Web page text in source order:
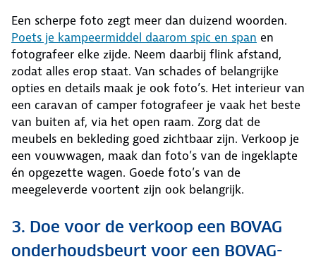
Een scherpe foto zegt meer dan duizend woorden.
Poets je kampeermiddel daarom spic en span en
fotografeer elke zijde. Neem daarbij flink afstand,
zodat alles erop staat. Van schades of belangrijke
opties en details maak je ook foto’s. Het interieur van
een caravan of camper fotografeer je vaak het beste
van buiten af, via het open raam. Zorg dat de
meubels en bekleding goed zichtbaar zijn. Verkoop je
een vouwwagen, maak dan foto’s van de ingeklapte
én opgezette wagen. Goede foto’s van de
meegeleverde voortent zijn ook belangrijk.
3. Doe voor de verkoop een BOVAG
onderhoudsbeurt voor een BOVAG-